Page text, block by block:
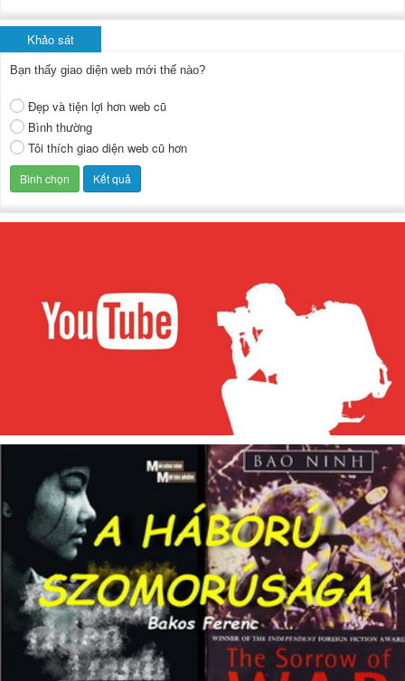
Khảo sát
Bạn thấy giao diện web mới thế nào?
Đẹp và tiện lợi hơn web cũ
Bình thường
Tôi thích giao diện web cũ hơn